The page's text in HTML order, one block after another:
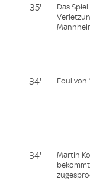
35'
Das
34' Foul von
34'
Martin